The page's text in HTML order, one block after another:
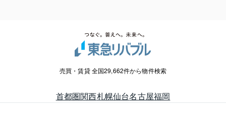
売買・賃貸 全国29,662件から物件検索
首都圏関西札幌仙台名古屋福岡